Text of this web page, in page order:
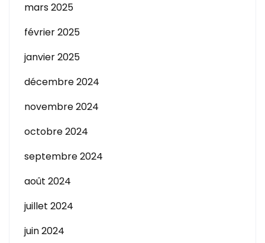
mars 2025
février 2025
janvier 2025
décembre 2024
novembre 2024
octobre 2024
septembre 2024
août 2024
juillet 2024
juin 2024